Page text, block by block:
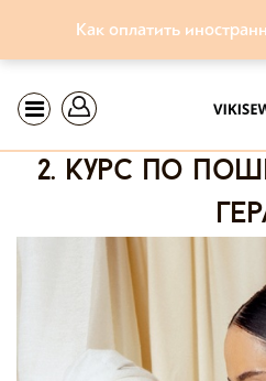
Как оплатить
2. курс по